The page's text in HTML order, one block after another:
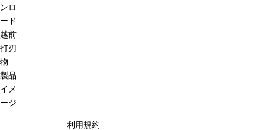
ンロ
ード
越前
打刃
物
製品
イメ
ージ
利用規約